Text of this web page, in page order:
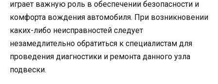
играет важную роль в обеспечении безопасности и
комфорта вождения автомобиля. При возникновении
каких-либо неисправностей следует
незамедлительно обратиться к специалистам для
проведения диагностики и ремонта данного узла
подвески.